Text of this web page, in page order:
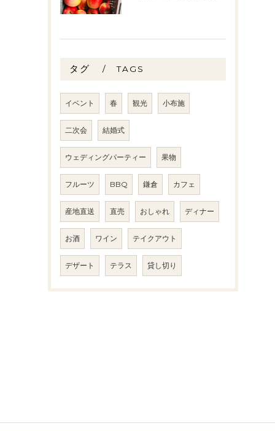
タグ TAGS
イベント 春 観光 小布施
二次会 結婚式
ウェディングパーティー 果物
フルーツ BBQ 鎌倉 カフェ
産地直送 直売 おしゃれ ディナー
お酒 ワイン テイクアウト
デザート テラス 貸し切り